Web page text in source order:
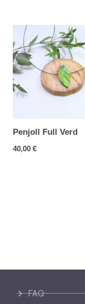
Penjoll Full Verd
40,00€
FAQ